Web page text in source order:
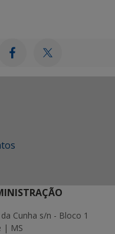
Cunha s/n - Bloco 1
| MS